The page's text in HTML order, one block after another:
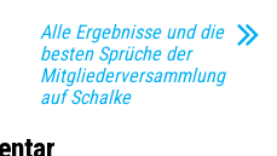
Alle Ergebnisse und die
besten Sprüche der
Mitgliederversammlung
auf Schalke